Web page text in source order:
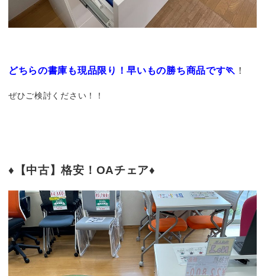
どちらの書庫も現品限り！早いもの勝ち商品です🏃 ！
ぜひご検討ください！！
♦【中古】格安！OAチェア♦